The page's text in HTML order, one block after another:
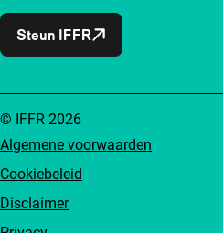
Steun IFFR
Algemene voorwaarden
Cookiebeleid
Disclaimer
© IFFR 2026